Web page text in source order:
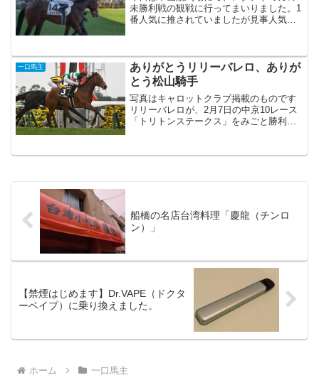
未勝利戦の観戦に行ってまいりました。1
番人気に推されていましたが見事人気に
後はかわされそうになり...
一口馬主
ありがとうリリーバレロ、ありが
とう松山騎手
写真はキャロットクラブ掲載のものです
リリーバレロが、2月7日の中京10レース
「トリトンステークス」をみごと勝利し
定した走りっぷりは健在。鞍上の松山弘
船橋の名店台湾料理「慶龍（チンロ
ン）」
【禁煙はじめます】Dr.VAPE（ドクタ
ーベイプ）に乗り換えました。
ホーム 一口馬主